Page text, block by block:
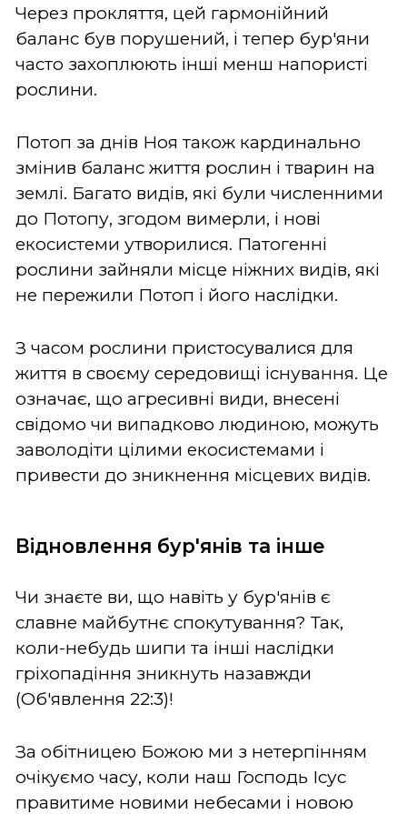
Через прокляття, цей гармонійний
баланс був порушений, і тепер бур'яни
часто захоплюють інші менш напористі
рослини.
Потоп за днів Ноя також кардинально
змінив баланс життя рослин і тварин на
землі. Багато видів, які були численними
до Потопу, згодом вимерли, і нові
екосистеми утворилися. Патогенні
рослини зайняли місце ніжних видів, які
не пережили Потоп і його наслідки.
З часом рослини пристосувалися для
життя в своєму середовищі існування. Це
означає, що агресивні види, внесені
свідомо чи випадково людиною, можуть
заволодіти цілими екосистемами і
привести до зникнення місцевих видів.
Відновлення бур'янів та інше
Чи знаєте ви, що навіть у бур'янів є
славне майбутнє спокутування? Так,
коли-небудь шипи та інші наслідки
гріхопадіння зникнуть назавжди
(Об'явлення 22:3)!
За обітницею Божою ми з нетерпінням
очікуємо часу, коли наш Господь Ісус
правитиме новими небесами і новою